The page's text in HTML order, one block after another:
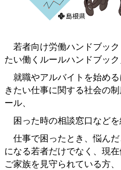
若者向け労働ハンドブッ
たい働くルールハンドブック
就職やアルバイトを始め
きたい仕事に関する社会の
ール、
困った時の相談窓口などを
仕事で困ったとき、悩ん
になる若者だけでなく、現
ご家族を見守られている方、